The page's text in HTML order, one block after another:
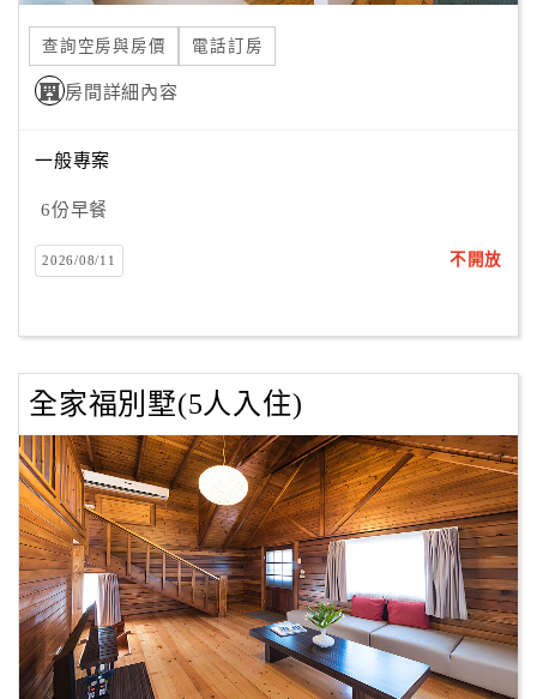
查詢空房與房價 電話訂房
房間詳細內容
一般專案
6份早餐
2026/08/11 不開放
全家福別墅(5人入住)